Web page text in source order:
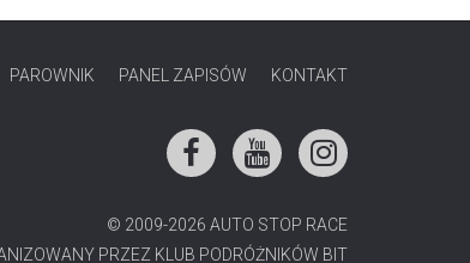
PAROWNIK PANEL ZAPISÓW KONTAKT
© 2009-2026 AUTO STOP RACE
PRZEZ KLUB PODRÓŻNIKÓW BIT